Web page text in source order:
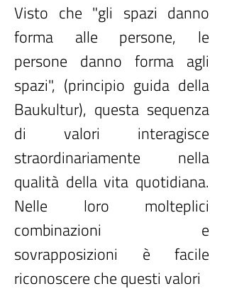
Visto che "gli spazi danno
forma alle persone, le
persone danno forma agli
spazi", (principio guida della
Baukultur), questa sequenza
di valori interagisce
straordinariamente nella
qualità della vita quotidiana.
Nelle loro molteplici
combinazioni e
sovrapposizioni è facile
riconoscere che questi valori